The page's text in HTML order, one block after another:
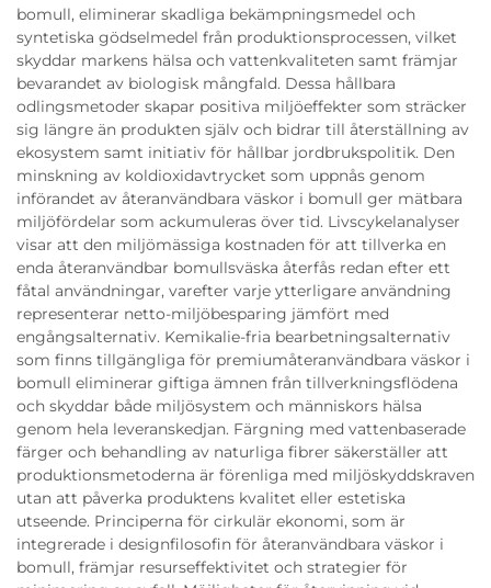
bomull, eliminerar skadliga bekämpningsmedel och
syntetiska gödselmedel från produktionsprocessen, vilket
skyddar markens hälsa och vattenkvaliteten samt främjar
bevarandet av biologisk mångfald. Dessa hållbara
odlingsmetoder skapar positiva miljöeffekter som sträcker
sig längre än produkten själv och bidrar till återställning av
ekosystem samt initiativ för hållbar jordbrukspolitik. Den
minskning av koldioxidavtrycket som uppnås genom
införandet av återanvändbara väskor i bomull ger mätbara
miljöfördelar som ackumuleras över tid. Livscykelanalyser
visar att den miljömässiga kostnaden för att tillverka en
enda återanvändbar bomullsväska återfås redan efter ett
fåtal användningar, varefter varje ytterligare användning
representerar netto-miljöbesparing jämfört med
engångsalternativ. Kemikalie-fria bearbetningsalternativ
som finns tillgängliga för premiumåteranvändbara väskor i
bomull eliminerar giftiga ämnen från tillverkningsflödena
och skyddar både miljösystem och människors hälsa
genom hela leveranskedjan. Färgning med vattenbaserade
färger och behandling av naturliga fibrer säkerställer att
produktionsmetoderna är förenliga med miljöskyddskraven
utan att påverka produktens kvalitet eller estetiska
utseende. Principerna för cirkulär ekonomi, som är
integrerade i designfilosofin för återanvändbara väskor i
bomull, främjar resurseffektivitet och strategier för